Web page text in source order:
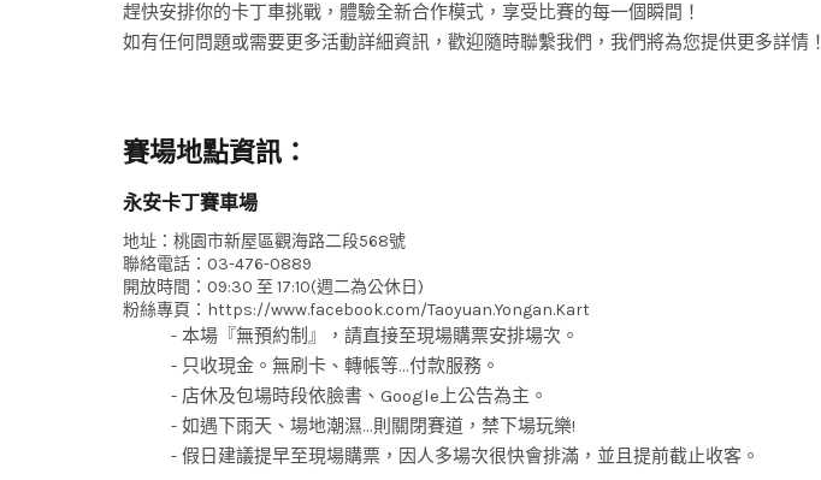
趕快安排你的卡丁車挑戰，體驗全新合作模式，享受比賽的每一個瞬間！
如有任何問題或需要更多活動詳細資訊，歡迎隨時聯繫我們，我們將為您提供更多詳情！
賽場地點資訊：
永安卡丁賽車場
地址：桃園市新屋區觀海路二段568號
聯絡電話：03-476-0889
開放時間：09:30 至 17:10(週二為公休日)
粉絲專頁： https://www.facebook.com/Taoyuan.Yongan.Kart
- 本場『無預約制』，請直接至現場購票安排場次。
- 只收現金。無刷卡、轉帳等...付款服務。
- 店休及包場時段依臉書、Google上公告為主。
- 如遇下雨天、場地潮濕...則關閉賽道，禁下場玩樂!
- 假日建議提早至現場購票，因人多場次很快會排滿，並且提前截止收客。